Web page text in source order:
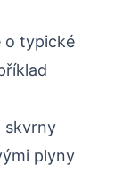
o typické
skvrny
plyny